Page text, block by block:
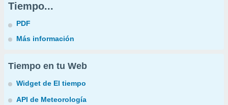
Tiempo...
PDF
Más información
Tiempo en tu Web
Widget de El tiempo
API de Meteorología